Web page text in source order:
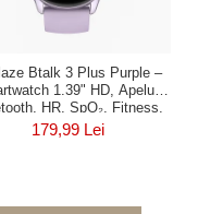
Btalk 3 Plus Purple –
1.39" HD, Apeluri
HR, SpO₂, Fitness,
14 Zile
179,99 Lei